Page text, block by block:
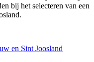
bij het selecteren van een
en Sint Joosland